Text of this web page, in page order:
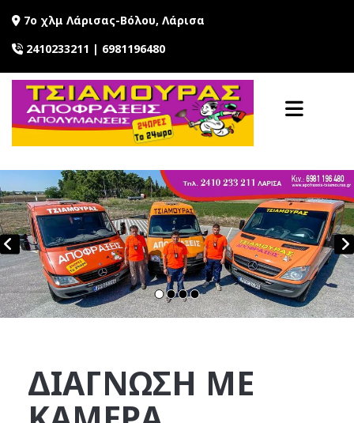
 7ο χλμ Λάρισας-Βόλου, Λάρισα
 2410233211 | 6981196480
ΔΙΑΓΝΩΣΗ ΜΕ